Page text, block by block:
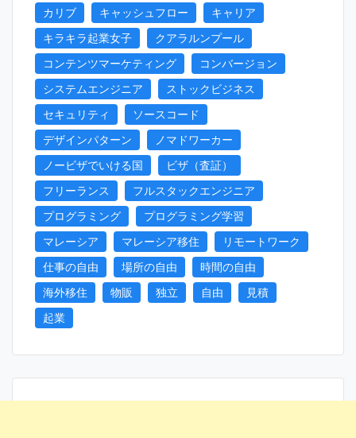
カリブ
キャッシュフロー
キャリア
キラキラ起業女子
クアラルンプール
コンテンツマーケティング
コンバージョン
システムエンジニア
ストックビジネス
セキュリティ
ソースコード
デザインパターン
ノマドワーカー
ノービザでいける国
ビザ（査証）
フリーランス
フルスタックエンジニア
プログラミング
プログラミング学習
マレーシア
マレーシア移住
リモートワーク
仕事の自由
場所の自由
時間の自由
海外移住
物販 独立 自由
見積
起業